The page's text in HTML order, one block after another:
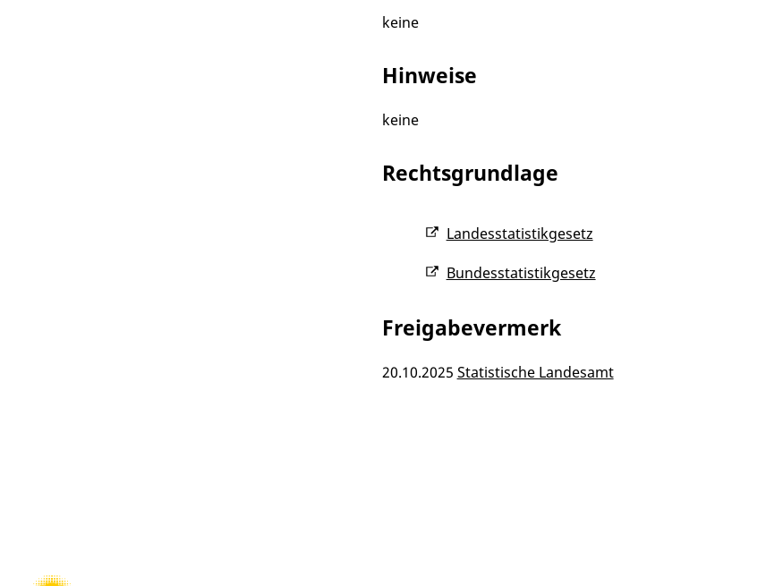
keine
Hinweise
keine
Rechtsgrundlage
Landesstatistikgesetz
Bundesstatistikgesetz
Freigabevermerk
20.10.2025 Statistische Landesamt